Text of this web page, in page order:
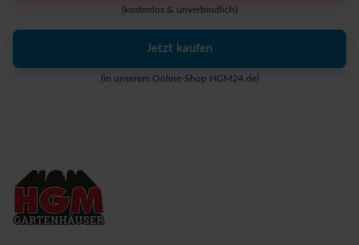
(kostenlos & unverbindlich)
Jetzt kaufen
(in unserem Online-Shop HGM24.de)